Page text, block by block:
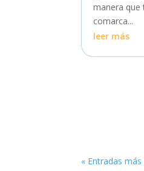
manera que
comarca...
leer más
« Entradas